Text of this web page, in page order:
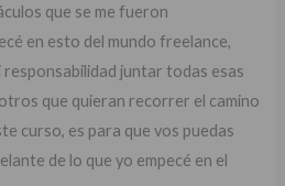
que se me fueron
en esto del mundo freelance,
responsabilidad juntar todas esas
que quieran recorrer el camino
curso, es para que vos puedas
de lo que yo empecé en el